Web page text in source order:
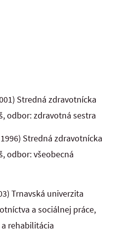
Stredná zdravotnícka
odbor: zdravotná sestra
Stredná zdravotnícka
odbor: všeobecná
Trnavská univerzita
a sociálnej práce,
rehabilitácia